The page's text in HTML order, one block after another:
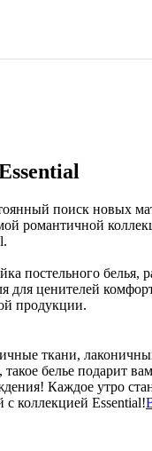
поиск новых
романтичной
постельного белья,
для ценителей
продукции.
ткани,
белье подарит
Каждое утро
с коллекцией Essential!